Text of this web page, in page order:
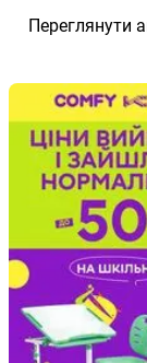
Переглянути